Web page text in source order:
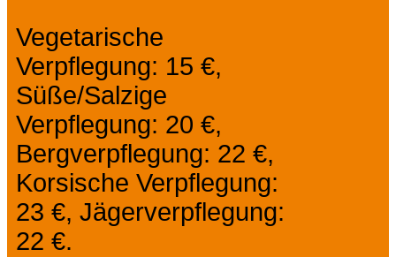
Vegetarische
Verpflegung: 15 €,
Süße/Salzige
Verpflegung: 20 €,
Bergverpflegung: 22 €,
Korsische Verpflegung:
23 €, Jägerverpflegung:
22 €.